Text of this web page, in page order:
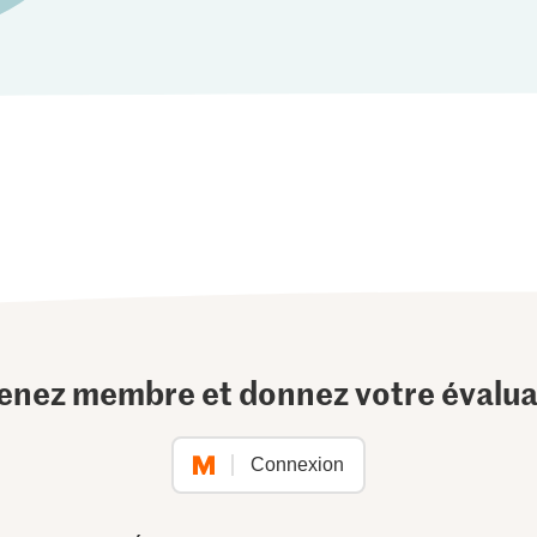
membre et donnez votre
Connexion